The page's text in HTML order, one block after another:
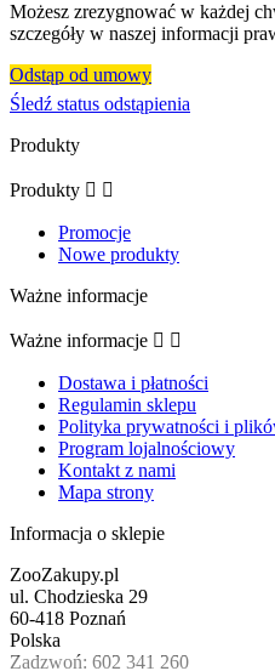
Możesz zrezygnować w każdej
szczegóły w naszej informacji
Odstąp od umowy
Śledź status odstąpienia
Produkty
Produkty  
Promocje
Nowe produkty
Ważne informacje
Ważne informacje  
Dostawa i płatności
Regulamin sklepu
Polityka prywatności i
Program lojalnościowy
Kontakt z nami
Mapa strony
Informacja o sklepie
ZooZakupy.pl
ul. Chodzieska 29
60-418 Poznań
Polska
Zadzwoń: 602 341 260